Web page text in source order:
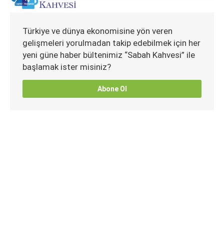
Türkiye ve dünya ekonomisine yön veren
gelişmeleri yorulmadan takip edebilmek için her
yeni güne haber bültenimiz “Sabah Kahvesi” ile
başlamak ister misiniz?
Abone Ol